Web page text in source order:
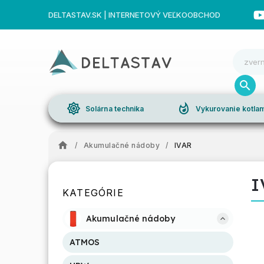
DELTASTAV.SK | INTERNETOVÝ VEĽKOOBCHOD
brightness_high Solárna technika whatshot Vykurovanie
/ Akumulačné nádoby / IVAR
KATEGÓRIE
Akumulačné nádoby
ATMOS